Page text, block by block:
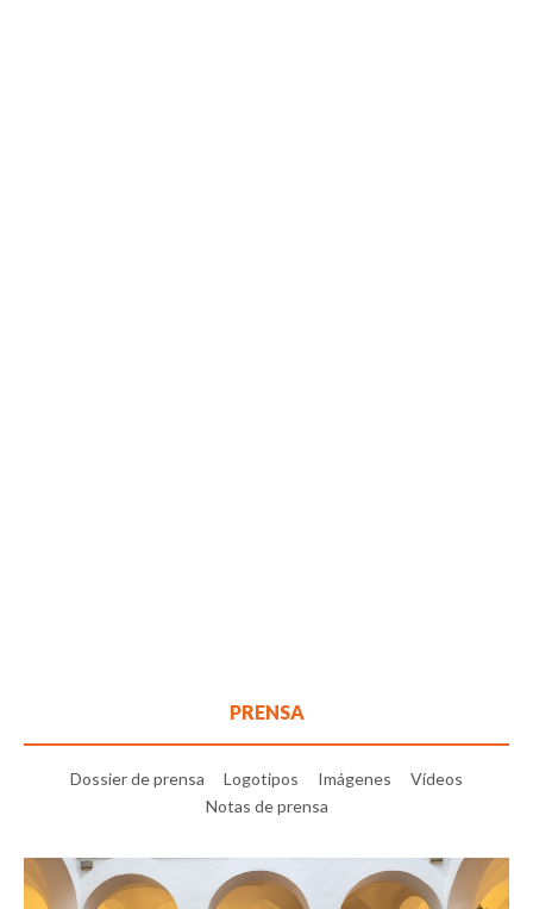
PRENSA
Dossier de prensa Logotipos Imágenes
Vídeos
Notas de prensa